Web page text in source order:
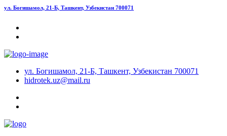
ул. Богишамол, 21-Б, Ташкент, Узбекистан 700071
ул. Богишамол, 21-Б, Ташкент, Узбекистан 700071
hidrotek.uz@mail.ru